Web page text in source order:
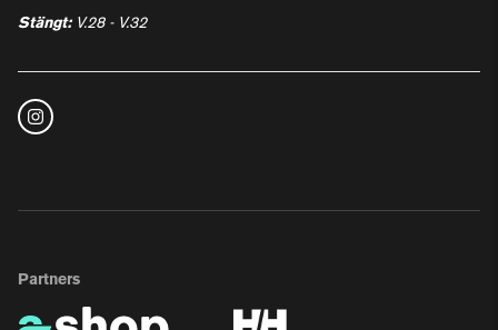
Stängt: V.28 - V.32
Partners